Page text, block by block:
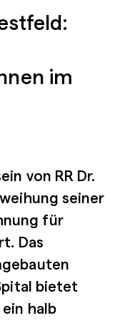
im
von RR Dr.
seiner
für
Das
bietet
halb